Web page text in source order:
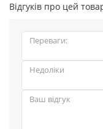
Відгуків про цей